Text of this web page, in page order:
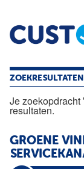
Home
ZOEKRESULTATEN
Je zoekopdracht
resultaten.
GROENE